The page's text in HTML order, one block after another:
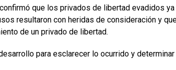
que los privados de libertad evadidos ya
resultaron con heridas de consideración y
de un privado de libertad.
para esclarecer lo ocurrido y